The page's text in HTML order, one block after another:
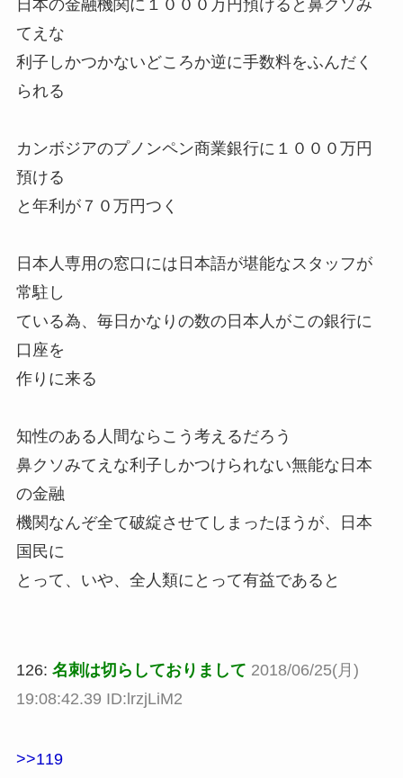
日本の金融機関に１０００万円預けると鼻クソみ
てえな
利子しかつかないどころか逆に手数料をふんだく
られる
カンボジアのプノンペン商業銀行に１０００万円
預ける
と年利が７０万円つく
日本人専用の窓口には日本語が堪能なスタッフが
常駐し
ている為、毎日かなりの数の日本人がこの銀行に
口座を
作りに来る
知性のある人間ならこう考えるだろう
鼻クソみてえな利子しかつけられない無能な日本
の金融
機関なんぞ全て破綻させてしまったほうが、日本
国民に
とって、いや、全人類にとって有益であると
126: 名刺は切らしておりまして 2018/06/25(月)
19:08:42.39 ID:lrzjLiM2
>>119